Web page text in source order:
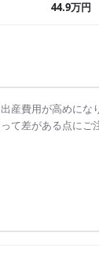
44.9万円
出産費用が高めにな
て差がある点にご